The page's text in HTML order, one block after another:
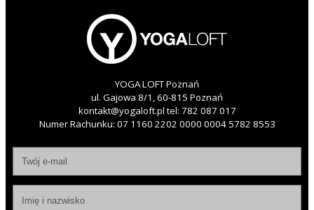
YOGA LOFT Poznań
ul. Gajowa 8/1, 60-815 Poznań
kontakt@yogaloft.pltel: 782 087 017
Numer Rachunku: 07 1160 2202 0000 0004 5782 8553